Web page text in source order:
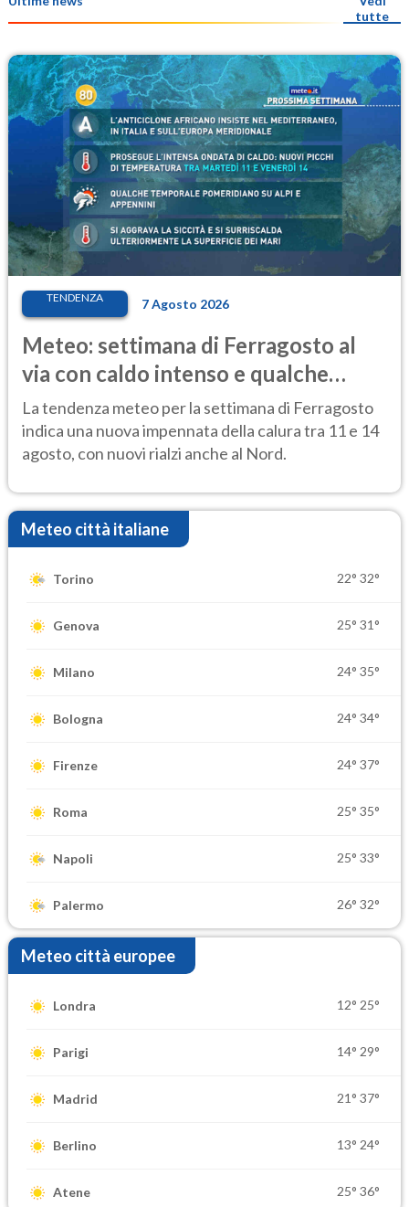
tutte
TENDENZA 7 Agosto 2026
Meteo: settimana di Ferragosto al
via con caldo intenso e qualche
temporale
La tendenza meteo per la settimana di Ferragosto
indica una nuova impennata della calura tra 11 e 14
agosto, con nuovi rialzi anche al Nord.
Meteo città italiane
Torino 22° 32°
Genova 25° 31°
Milano 24° 35°
Bologna 24° 34°
Firenze 24° 37°
Roma 25° 35°
Napoli 25° 33°
Palermo 26° 32°
Meteo città europee
Londra 12° 25°
Parigi 14° 29°
Madrid 21° 37°
Berlino 13° 24°
Atene 25° 36°